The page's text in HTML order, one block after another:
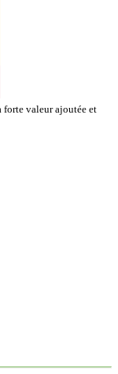
forte valeur ajoutée et